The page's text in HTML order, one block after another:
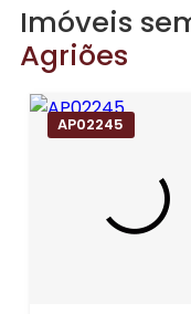
Imóveis
Agriões
AP02245